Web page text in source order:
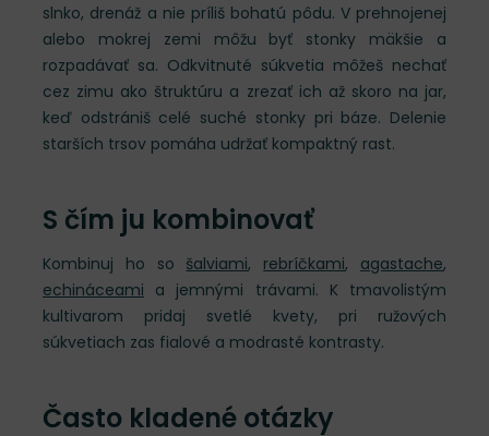
slnko, drenáž a nie príliš bohatú pôdu. V prehnojenej
alebo mokrej zemi môžu byť stonky mäkšie a
rozpadávať sa. Odkvitnuté súkvetia môžeš nechať
cez zimu ako štruktúru a zrezať ich až skoro na jar,
keď odstrániš celé suché stonky pri báze. Delenie
starších trsov pomáha udržať kompaktný rast.
S čím ju kombinovať
Kombinuj ho so šalviami, rebríčkami, agastache,
echináceami a jemnými trávami. K tmavolistým
kultivarom pridaj svetlé kvety, pri ružových
súkvetiach zas fialové a modrasté kontrasty.
Často kladené otázky